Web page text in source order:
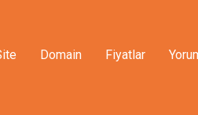
Domain Fiyatlar